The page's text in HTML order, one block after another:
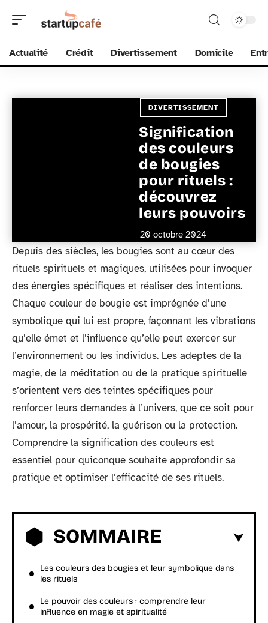
Actualité Crédit Divertissement Domicile
DIVERTISSEMENT
Signification
des couleurs
de bougies
pour rituels :
découvrez
leurs pouvoirs
20 octobre 2024
Depuis des siècles, les bougies sont au cœur des
rituels spirituels et magiques, utilisées pour invoquer
des énergies spécifiques et réaliser des intentions.
Chaque couleur de bougie est imprégnée d’une
symbolique qui lui est propre, façonnant les vibrations
qu’elle émet et l’influence qu’elle peut exercer sur
l’environnement ou les individus. Les adeptes de la
magie, de la méditation ou de la pratique spirituelle
s’orientent vers des teintes spécifiques pour
renforcer leurs demandes à l’univers, que ce soit pour
l’amour, la prospérité, la guérison ou la protection.
Comprendre la signification des couleurs est
essentiel pour quiconque souhaite approfondir sa
pratique et optimiser l’efficacité de ses rituels.
SOMMAIRE
Les couleurs des bougies et leur symbolique dans
les rituels
Le pouvoir des couleurs : comprendre leur
influence en magie et spiritualité